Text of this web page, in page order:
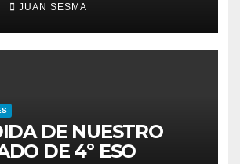
JUAN SESMA
DE NUESTRO
DE 4º ESO